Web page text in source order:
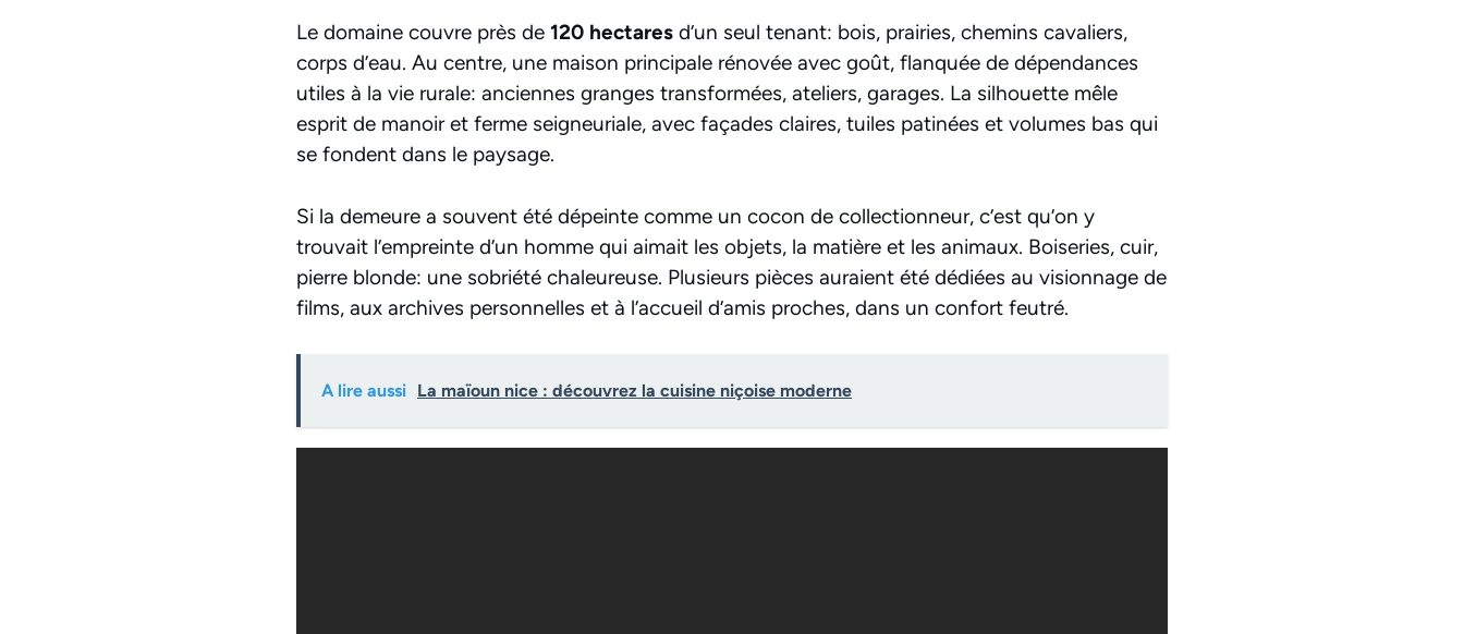
Le domaine couvre près de 120 hectares d’un seul tenant: bois, prairies, chemins cavaliers,
corps d’eau. Au centre, une maison principale rénovée avec goût, flanquée de dépendances
utiles à la vie rurale: anciennes granges transformées, ateliers, garages. La silhouette mêle
esprit de manoir et ferme seigneuriale, avec façades claires, tuiles patinées et volumes bas qui
se fondent dans le paysage.
Si la demeure a souvent été dépeinte comme un cocon de collectionneur, c’est qu’on y
trouvait l’empreinte d’un homme qui aimait les objets, la matière et les animaux. Boiseries, cuir,
pierre blonde: une sobriété chaleureuse. Plusieurs pièces auraient été dédiées au visionnage de
films, aux archives personnelles et à l’accueil d’amis proches, dans un confort feutré.
A lire aussi La maïoun nice : découvrez la cuisine niçoise moderne